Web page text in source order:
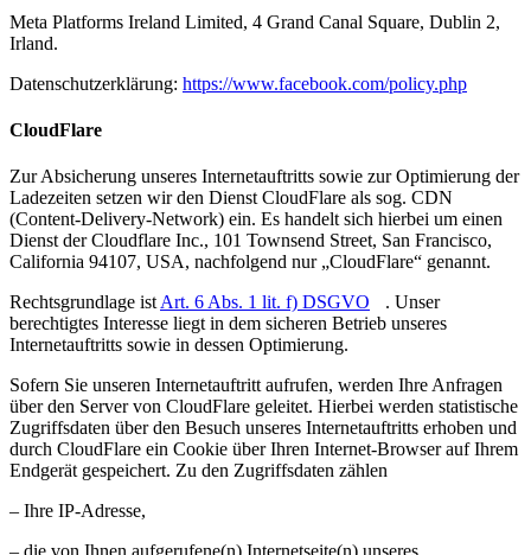
Meta Platforms Ireland Limited, 4 Grand Canal Square, Dublin 2,
Irland.
Datenschutzerklärung: https://www.facebook.com/policy.php
CloudFlare
Zur Absicherung unseres Internetauftritts sowie zur Optimierung der
Ladezeiten setzen wir den Dienst CloudFlare als sog. CDN
(Content-Delivery-Network) ein. Es handelt sich hierbei um einen
Dienst der Cloudflare Inc., 101 Townsend Street, San Francisco,
California 94107, USA, nachfolgend nur „CloudFlare“ genannt.
Rechtsgrundlage ist Art. 6 Abs. 1 lit. f) DSGVO
. Unser
berechtigtes Interesse liegt in dem sicheren Betrieb unseres
Internetauftritts sowie in dessen Optimierung.
Sofern Sie unseren Internetauftritt aufrufen, werden Ihre Anfragen
über den Server von CloudFlare geleitet. Hierbei werden statistische
Zugriffsdaten über den Besuch unseres Internetauftritts erhoben und
durch CloudFlare ein Cookie über Ihren Internet-Browser auf Ihrem
Endgerät gespeichert. Zu den Zugriffsdaten zählen
– Ihre IP-Adresse,